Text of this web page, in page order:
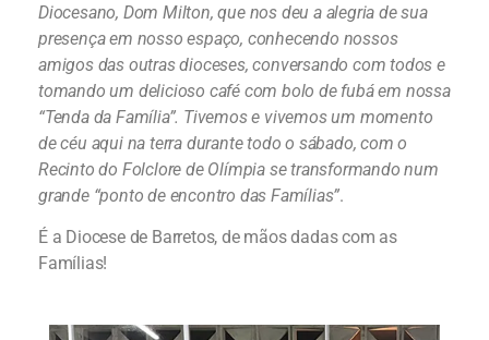
Diocesano, Dom Milton, que nos deu a alegria de sua
presença em nosso espaço, conhecendo nossos
amigos das outras dioceses, conversando com todos e
tomando um delicioso café com bolo de fubá em nossa
“Tenda da Família”. Tivemos e vivemos um momento
de céu aqui na terra durante todo o sábado, com o
Recinto do Folclore de Olímpia se transformando num
grande “ponto de encontro das Famílias”.
É a Diocese de Barretos, de mãos dadas com as
Famílias!